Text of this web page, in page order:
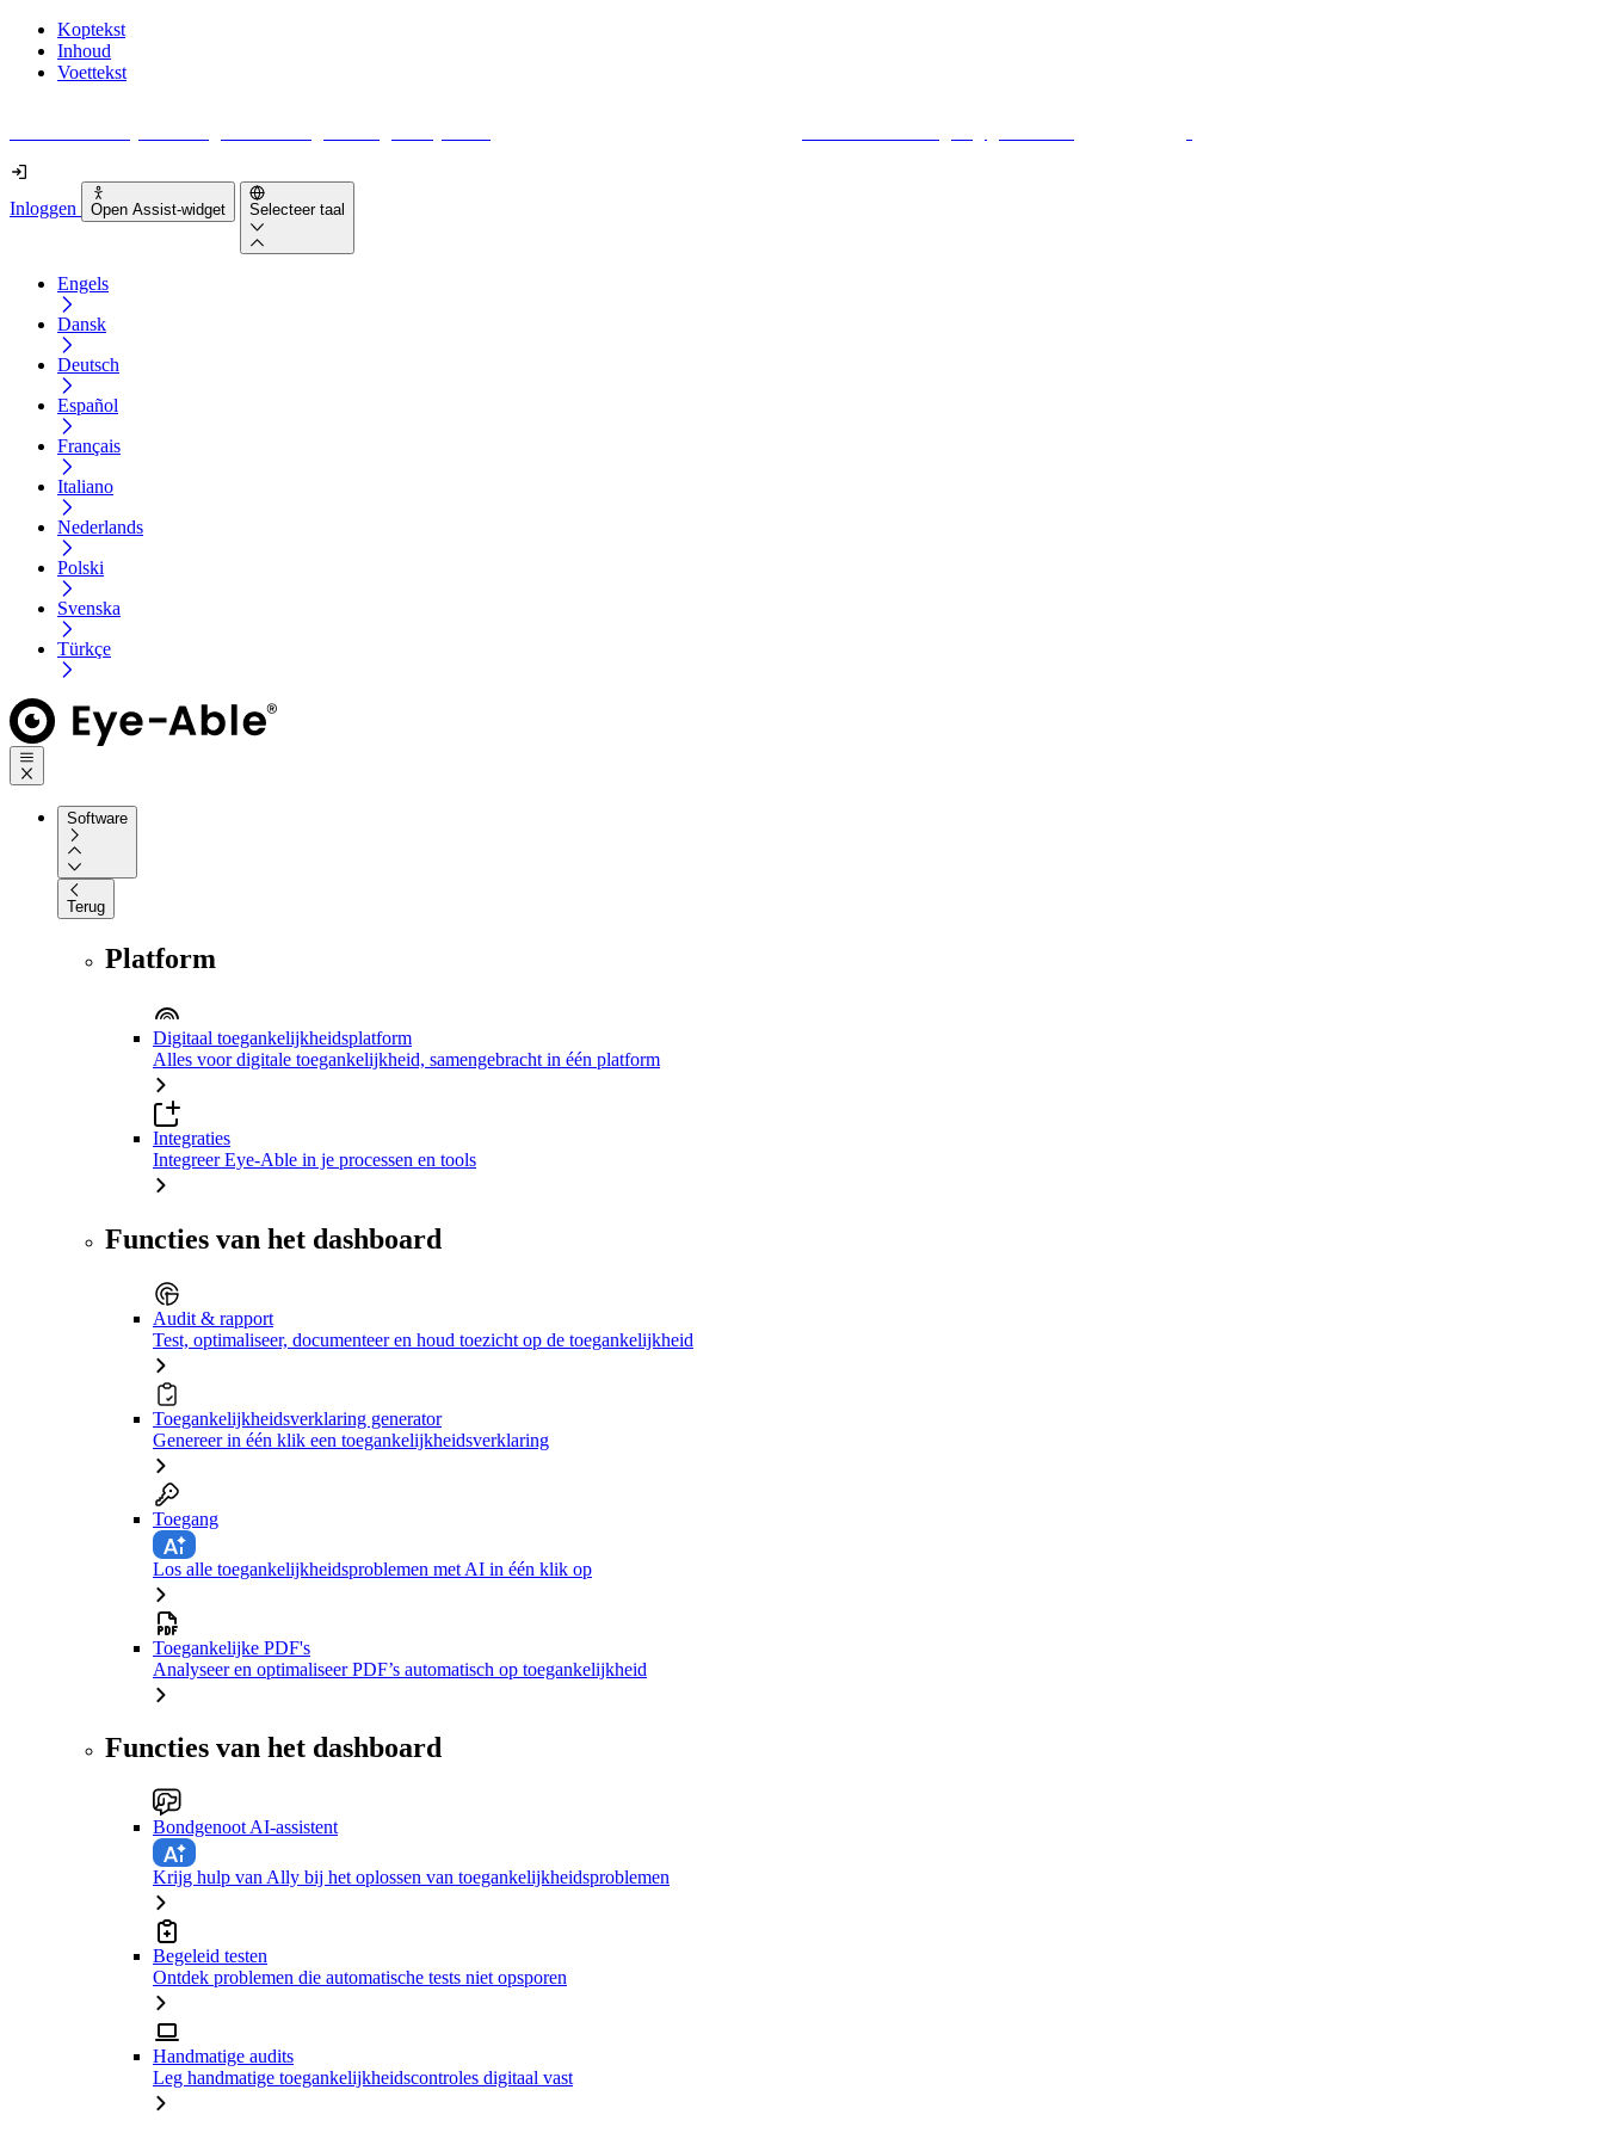
Koptekst
Inhoud
Voettekst
Inloggen Open Assist-widget Selecteer taal
Engels
Dansk
Deutsch
Español
Français
Italiano
Nederlands
Polski
Svenska
Türkçe
Software
Terug
Platform
Digitaal toegankelijkheidsplatform
Alles voor digitale toegankelijkheid, samengebracht in één platform
Integraties
Integreer Eye-Able in je processen en tools
Functies van het dashboard
Audit & rapport
Test, optimaliseer, documenteer en houd toezicht op de toegankelijkheid
Toegankelijkheidsverklaring generator
Genereer in één klik een toegankelijkheidsverklaring
Toegang
Los alle toegankelijkheidsproblemen met AI in één klik op
Toegankelijke PDF's
Analyseer en optimaliseer PDF’s automatisch op toegankelijkheid
Functies van het dashboard
Bondgenoot AI-assistent
Krijg hulp van Ally bij het oplossen van toegankelijkheidsproblemen
Begeleid testen
Ontdek problemen die automatische tests niet opsporen
Handmatige audits
Leg handmatige toegankelijkheidscontroles digitaal vast